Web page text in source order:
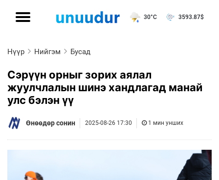
30°C 3593.87$
Нүүр Нийгэм Бусад
Сэрүүн орныг зорих аялал
жуулчлалын шинэ хандлагад манай
улс бэлэн үү
Өнөөдөр сонин 2025-08-26 17:30 1 мин унших